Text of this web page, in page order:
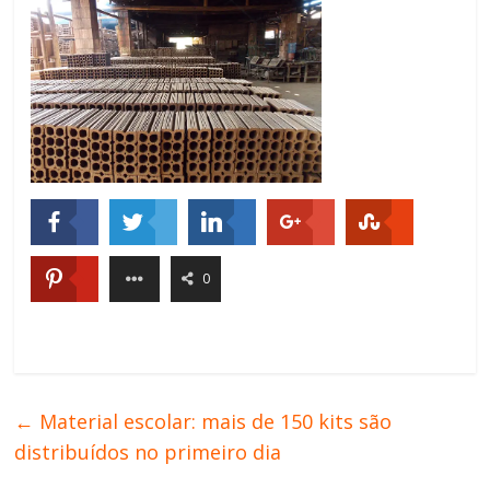
0
← Material escolar: mais de 150 kits são
distribuídos no primeiro dia